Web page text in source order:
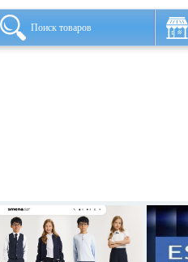
Поиск товаров